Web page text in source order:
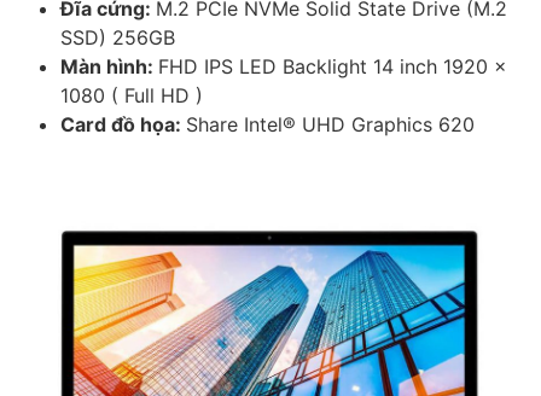
Đĩa cứng: M.2 PCIe NVMe Solid State Drive (M.2
SSD) 256GB
Màn hình: FHD IPS LED Backlight 14 inch 1920 x
1080 ( Full HD )
Card đồ họa: Share Intel® UHD Graphics 620